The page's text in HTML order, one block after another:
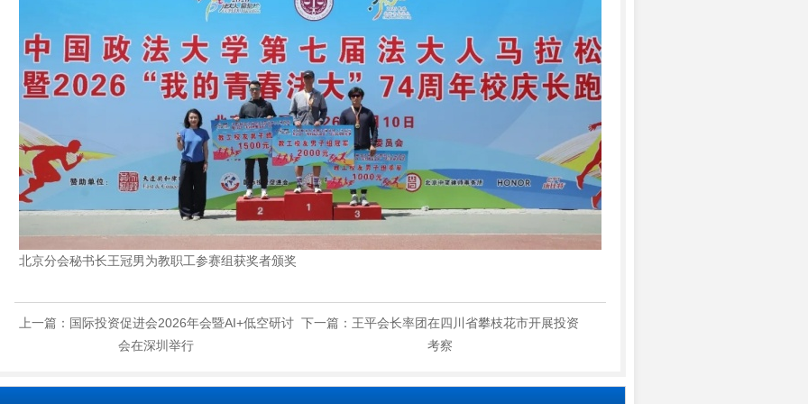
北京分会秘书长王冠男为教职工参赛组获奖者颁奖
上一篇： 国际投资促进会2026年会暨AI+低空研讨
会在深圳举行
下一篇： 王平会长率团在四川省攀枝花市开展投资
考察